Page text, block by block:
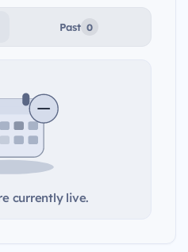
Past 0
currently live.